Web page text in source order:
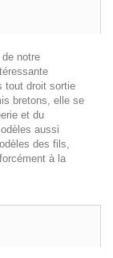
notre
tout droit sortie
bretons, elle se
et du
aussi
des fils,
à la